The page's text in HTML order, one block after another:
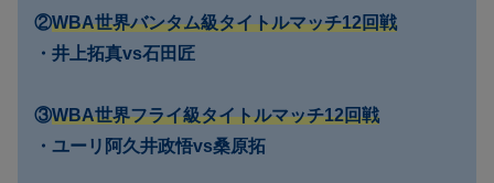
②WBA世界バンタム級タイトルマッチ12回戦
・井上拓真vs石田匠
③WBA世界フライ級タイトルマッチ12回戦
・ユーリ阿久井政悟vs桑原拓